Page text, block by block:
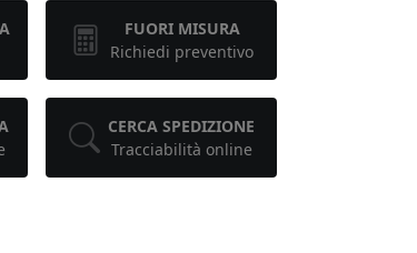
FUORI MISURA
Richiedi preventivo
CERCA SPEDIZIONE
Tracciabilità online